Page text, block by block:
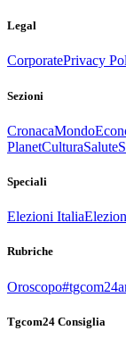
Legal
CorporatePrivacy
Sezioni
CronacaMondo
PlanetCulturaSalute
Speciali
Elezioni Italia
Rubriche
Oroscopo
Tgcom24 Consiglia